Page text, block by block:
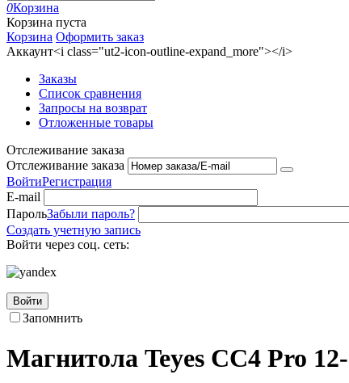
0Корзина
Корзина пуста
Корзина Оформить заказ
Аккаунт<i class="ut2-icon-outline-expand_more"></i>
Заказы
Список сравнения
Запросы на возврат
Отложенные товары
Отслеживание заказа
Отслеживание заказа
ВойтиРегистрация
E-mail
ПарольЗабыли пароль?
Создать учетную запись
Войти через соц. сеть:
Войти
Запомнить
Магнитола Teyes CC4 Pro